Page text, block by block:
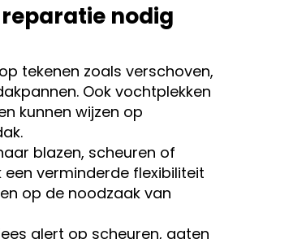
nodig
tekenen zoals verschoven,
Ook vochtplekken
kunnen wijzen op
blazen, scheuren of
verminderde flexibiliteit
op de noodzaak van
alert op scheuren, gaten